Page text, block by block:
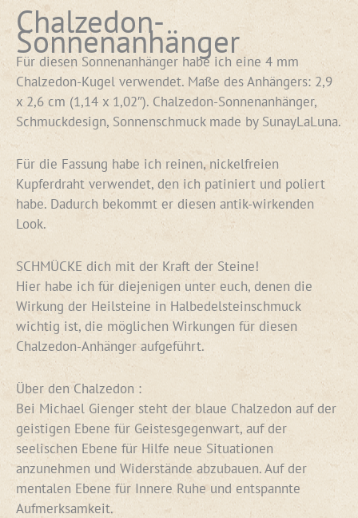
Chalzedon-
Sonnenanhänger
Für diesen Sonnenanhänger habe ich eine 4 mm
Chalzedon-Kugel verwendet. Maße des Anhängers: 2,9
x 2,6 cm (1,14 x 1,02″). Chalzedon-Sonnenanhänger,
Schmuckdesign, Sonnenschmuck made by SunayLaLuna.
Für die Fassung habe ich reinen, nickelfreien
Kupferdraht verwendet, den ich patiniert und poliert
habe. Dadurch bekommt er diesen antik-wirkenden
Look.
SCHMÜCKE dich mit der Kraft der Steine!
Hier habe ich für diejenigen unter euch, denen die
Wirkung der Heilsteine in Halbedelsteinschmuck
wichtig ist, die möglichen Wirkungen für diesen
Chalzedon-Anhänger aufgeführt.
Über den Chalzedon :
Bei Michael Gienger steht der blaue Chalzedon auf der
geistigen Ebene für Geistesgegenwart, auf der
seelischen Ebene für Hilfe neue Situationen
anzunehmen und Widerstände abzubauen. Auf der
mentalen Ebene für Innere Ruhe und entspannte
Aufmerksamkeit.